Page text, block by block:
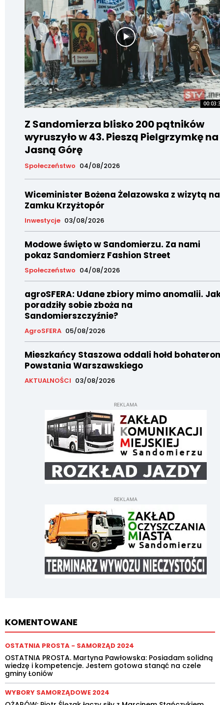
Z Sandomierza blisko 200 pątników
wyruszyło w 43. Pieszą Pielgrzymkę na
Jasną Górę
Społeczeństwo 04/08/2026
Wiceminister Bożena Żelazowska z wizytą na
Zamku Krzyżtopór
Inwestycje 03/08/2026
Modowe święto w Sandomierzu. Za nami
pokaz Sandomierz Fashion Street
Społeczeństwo 04/08/2026
agroSFERA: Udane zbiory mimo anomalii.
poradziły sobie zboża na
Sandomierszczyźnie?
AgroSFERA 05/08/2026
Mieszkańcy Staszowa oddali hołd
Powstania Warszawskiego
AKTUALNOŚCI 03/08/2026
REKLAMA
REKLAMA
KOMENTOWANE
OSTATNIA PROSTA - SAMORZĄD 2024
OSTATNIA PROSTA. Martyna Pawłowska: Posiadam solidną
wiedzę i kompetencje. Jestem gotowa stanąć na czele
gminy Łoniów
WYBORY SAMORZĄDOWE 2024